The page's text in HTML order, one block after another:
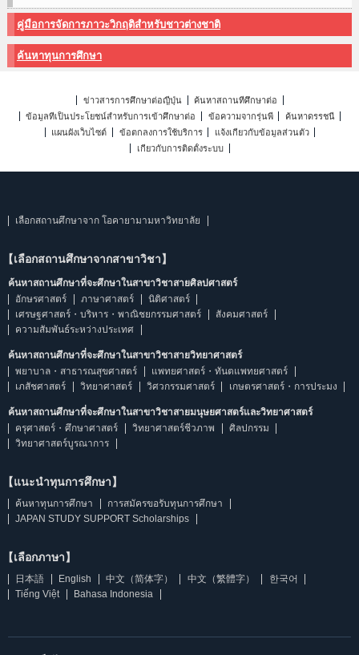
คู่มือการจัดการภาวะวิกฤติสำหรับชาวต่างชาติ
ค้นหาทุนการศึกษา
ข่าวสารการศึกษาต่อญี่ปุ่น
ค้นหาสถานที่ศึกษาต่อ
ข้อมูลที่เป็นประโยชน์สำหรับการเข้าศึกษาต่อ
ข้อความจากรุ่นพี่
ค้นหาดรรชนี
แผนผังเว็บไซต์
ข้อตกลงการใช้บริการ
แจ้งเกี่ยวกับข้อมูลส่วนตัว
เกี่ยวกับการติดตั้งระบบ
เลือกสถานศึกษาจาก โอคายามามหาวิทยาลัย
【เลือกสถานศึกษาจากสาขาวิชา】
ค้นหาสถานศึกษาที่จะศึกษาในสาขาวิชาสายศิลปศาสตร์
อักษรศาสตร์
ภาษาศาสตร์
นิติศาสตร์
เศรษฐศาสตร์・บริหาร・พาณิชยกรรมศาสตร์
สังคมศาสตร์
ความสัมพันธ์ระหว่างประเทศ
ค้นหาสถานศึกษาที่จะศึกษาในสาขาวิชาสายวิทยาศาสตร์
พยาบาล・สาธารณสุขศาสตร์
แพทยศาสตร์・ทันตแพทยศาสตร์
เภสัชศาสตร์
วิทยาศาสตร์ วิศวกรรมศาสตร์ เกษตรศาสตร์・การประมง
ค้นหาสถานศึกษาที่จะศึกษาในสาขาวิชาสายมนุษยศาสตร์และวิทยาศาสตร์
ครุศาสตร์・ศึกษาศาสตร์
วิทยาศาสตร์ชีวภาพ
ศิลปกรรม
วิทยาศาสตร์บูรณาการ
【แนะนำทุนการศึกษา】
ค้นหาทุนการศึกษา
การสมัครขอรับทุนการศึกษา
JAPAN STUDY SUPPORT Scholarships
【เลือกภาษา】
日本語 English 中文（简体字） 中文（繁體字）
한국어
Tiếng Việt
Bahasa Indonesia